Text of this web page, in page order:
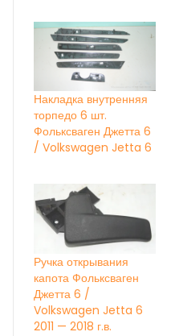
Накладка внутренняя
торпедо 6 шт.
Фольксваген Джетта 6
/ Volkswagen Jetta 6
Ручка открывания
капота Фольксваген
Джетта 6 /
Volkswagen Jetta 6
2011 — 2018 г.в.